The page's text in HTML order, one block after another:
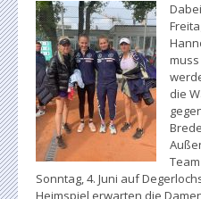
die
Sonntag, 4. Juni auf